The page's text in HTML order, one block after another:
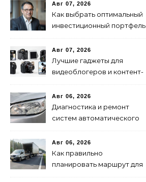
Авг 07, 2026
Как выбрать оптимальный
инвестиционный портфель
Авг 07, 2026
Лучшие гаджеты для
видеоблогеров и контент-
Авг 06, 2026
Диагностика и ремонт
систем автоматического
советы и рекомендации
Авг 06, 2026
Как правильно
планировать маршрут для